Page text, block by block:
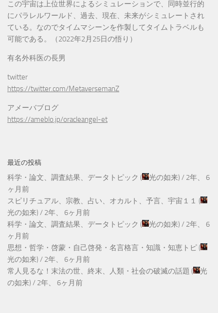
この宇宙は上位世界によるシミュレーションで、同時並行的
にパラレルワールド、過去、現在、未来がシミュレートされ
ている。なのでタイムマシーンを作製してタイムトラベルも
可能である。（2022年2月25日の悟り）
有名外科医の長男
twitter
https://twitter.com/MetaversemanZ
アメーバブログ
https://ameblo.jp/oracleangel-et
最近の投稿
科学・論文、調査結果、データトピック ( 光の如来) / 2年、 6
ヶ月前
スピリチュアル、宗教、占い、オカルト、予言、宇宙１１ (
光の如来) / 2年、 6ヶ月前
科学・論文、調査結果、データトピック ( 光の如来) / 2年、 6
ヶ月前
思想・哲学・啓蒙・自己啓発・名言格言・知識・知恵トピ (
光の如来) / 2年、 6ヶ月前
常人見るな！末法の世、終末、人類・社会の破滅の話題 (
光
の如来) / 2年、 6ヶ月前